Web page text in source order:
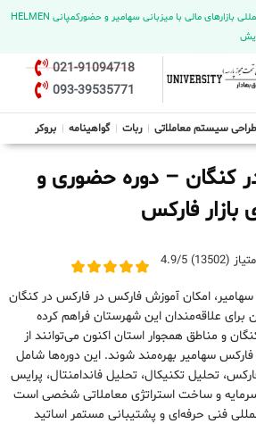
🔔 اطلاعیه : برگزاری سمینار بین المللی بازارهای مالی با میزبانی سهامیر و حضورکمپانی HELMEN
021-91094718
093-39535771
طراحی سیستم معاملاتی ربات گواهینامه بروکر
کنگان – دوره حضوری و
بازار فارکس
(13502) 4.9/5
سهامیر، امکان آموزش فارکس در فارکس در کنگان
برای علاقه‌مندان این شهرستان فراهم کرده
و مناطق همجوار استان اکنون می‌توانند از
سهامیر بهره‌مند شوند. این دوره‌ها شامل
تحلیل تکنیکال، تحلیل فاندامنتال، پرایس
و ساخت استراتژی معاملاتی شخصی است
فنی حرفه‌ای و پشتیبانی مستمر اساتید